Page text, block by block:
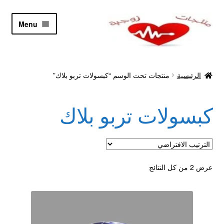
Skip
Skip
Menu
أدوية تكبير و تضخيم العضو
اتصل بنا
اتمام الطلب
ادوية تخسيس
الرئيسية منتجات تحت الوسم “كبسولات تربو بلاك”
كبسولات تربو بلاك
عرض ⁦2⁩ من كل النتائج